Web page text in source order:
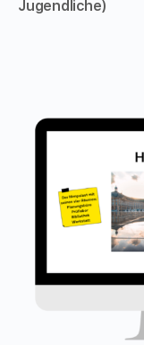
Jugendliche)